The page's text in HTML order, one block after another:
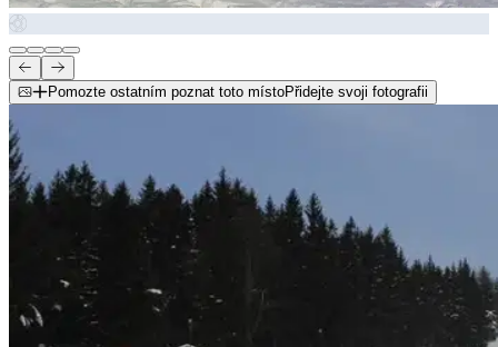
Pomozte ostatním poznat toto místoPřidejte svoji fotografii